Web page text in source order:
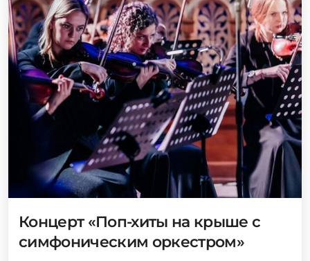
Концерт «Поп-хиты на крыше с
симфоническим оркестром»